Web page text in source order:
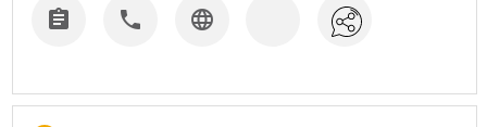
  